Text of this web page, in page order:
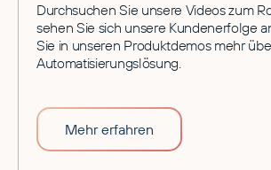
Durchsuchen Sie unsere Videos zum
sehen Sie sich unsere Kundenerfolge
Sie in unseren Produktdemos mehr
Automatisierungslösung.
Mehr erfahren